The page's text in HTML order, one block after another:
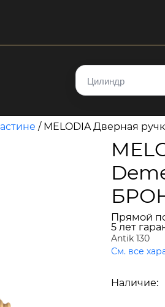
/ MELODIA Дверная
Прямой
5 лет
Antik 130
См. все
Наличие: